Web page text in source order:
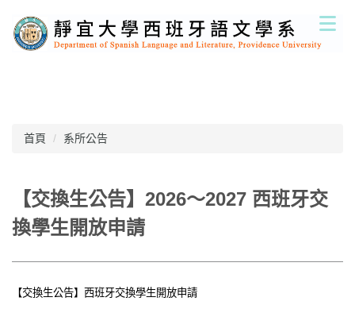
到
主
首頁 系所公告
【交換生公告】2026～2027 西班牙交
換學生開放申請
【交換生公告】西班牙交換學生開放申請